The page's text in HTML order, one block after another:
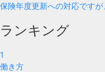
保険年度更新への対応です
ランキング
1
働き方